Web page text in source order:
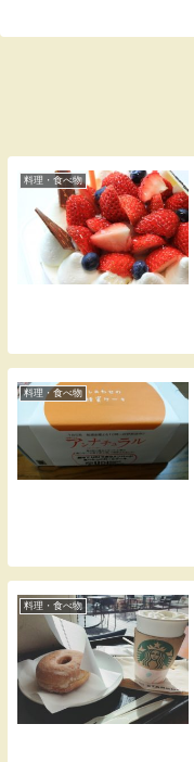
料理・食べ物
料理・食べ物
料理・食べ物